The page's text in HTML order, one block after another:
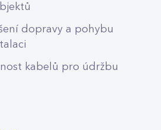
dopravy a pohybu
kabelů pro údržbu